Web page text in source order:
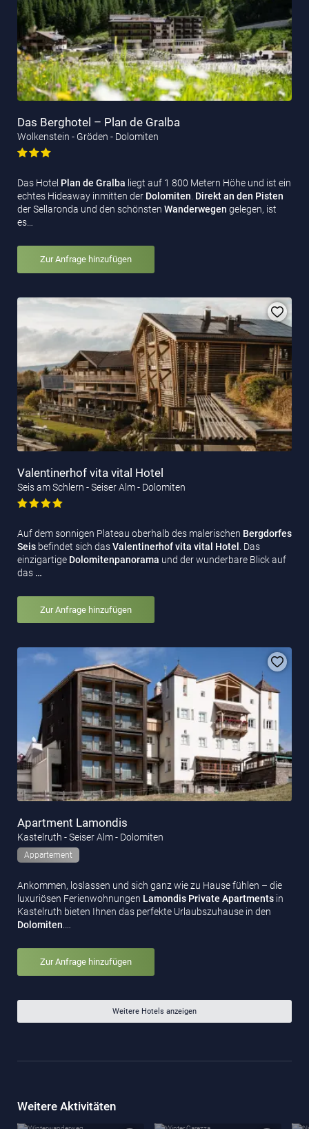
Das Berghotel – Plan de Gralba
Wolkenstein - Gröden - Dolomiten
Das Hotel Plan de Gralba liegt auf 1 800 Metern Höhe und ist ein
echtes Hideaway inmitten der Dolomiten. Direkt an den Pisten
der Sellaronda und den schönsten Wanderwegen gelegen, ist
es…
Zur Anfrage hinzufügen
Valentinerhof vita vital Hotel
Seis am Schlern - Seiser Alm - Dolomiten
Auf dem sonnigen Plateau oberhalb des malerischen Bergdorfes
Seis befindet sich dasValentinerhof vita vital Hotel
. Das
einzigartige Dolomitenpanorama und der wunderbare Blick auf
das …
Zur Anfrage hinzufügen
Apartment Lamondis
Kastelruth - Seiser Alm - Dolomiten
Appartement
Ankommen, loslassen und sich ganz wie zu Hause fühlen – die
luxuriösen Ferienwohnungen Lamondis Private Apartments in
Kastelruth bieten Ihnen das perfekte Urlaubszuhause in den
Dolomiten.…
Zur Anfrage hinzufügen
Weitere Hotels anzeigen
Weitere Aktivitäten